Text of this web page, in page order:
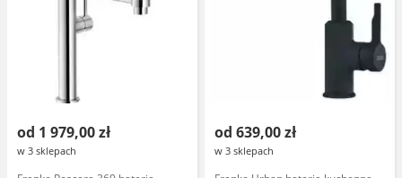
od 1 979,00 zł
w 3 sklepach
od 639,00 zł
w 3 sklepach